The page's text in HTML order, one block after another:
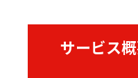
サービス